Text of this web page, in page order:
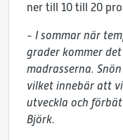
ner till 10 till 20
- I sommar när
grader kommer
madrasserna.
vilket innebär att
utveckla och
Björk.